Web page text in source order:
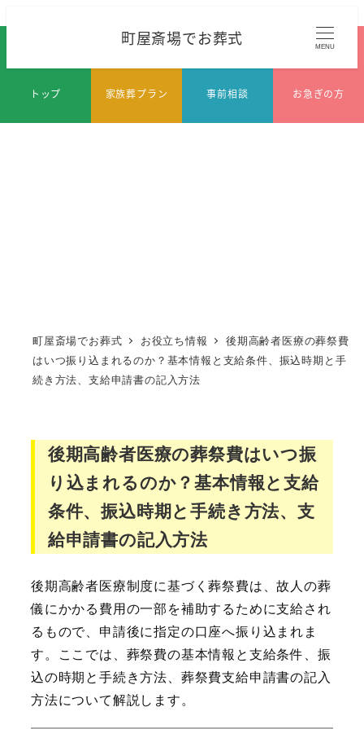
町屋斎場でお葬式 MENU
町屋斎場でお葬式 お役立ち情報
後期高齢者医療の葬祭費
はいつ振り込まれるのか？基本情報と支給条件、振込時期と手
続き方法、支給申請書の記入方法
トップ 家族葬プラン 事前相談 お急ぎの方
後期高齢者医療の葬祭費はいつ振
り込まれるのか？基本情報と支給
条件、振込時期と手続き方法、支
給申請書の記入方法
後期高齢者医療制度に基づく葬祭費は、故人の葬
儀にかかる費用の一部を補助するために支給され
るもので、申請後に指定の口座へ振り込まれま
す。ここでは、葬祭費の基本情報と支給条件、振
込の時期と手続き方法、葬祭費支給申請書の記入
方法について解説します。